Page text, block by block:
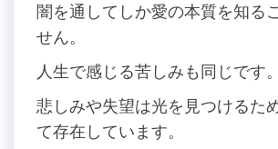
闇を通してしか愛の本質を知る
せん。
人生で感じる苦しみも同じです。
悲しみや失望は光を見つけるた
て存在しています。